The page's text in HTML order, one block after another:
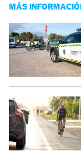
MÁS